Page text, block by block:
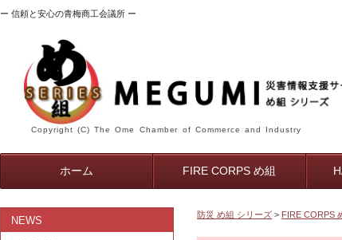
ー 信頼と安心の青梅商工会議所 ー
Copyright (C) The Ome Chamber of Commerce and Industry
ホーム FIRE CORPS め組
防災 め組 シリーズ > FIRE CORPS
NEWS